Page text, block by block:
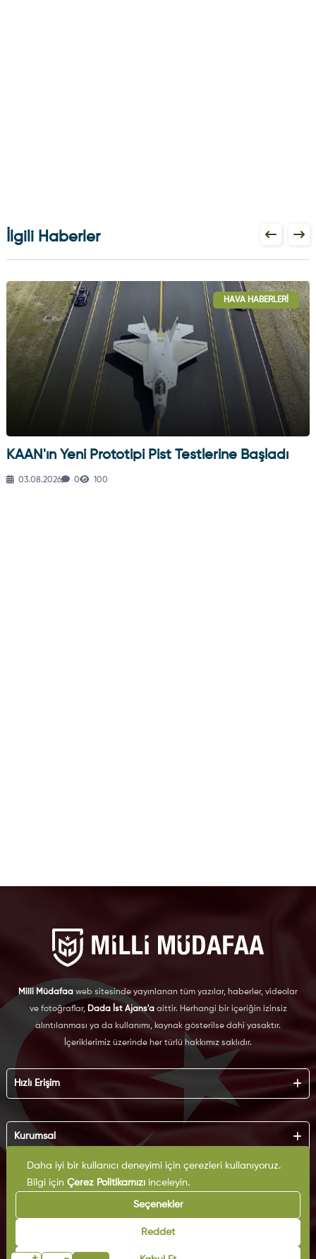
İlgili Haberler
HAVA HABERLERI
KAAN'ın Yeni Prototipi Pist Testlerine Başladı
03.08.2026 0 100
Milli Müdafaa web sitesinde yayınlanan tüm yazılar, haberler, videolar
ve fotoğraflar, Dada İst Ajans'aaittir. Herhangi bir içeriğin izinsiz
alıntılanması ya da kullanımı, kaynak gösterilse dahi yasaktır.
İçeriklerimiz üzerinde her türlü hakkımız saklıdır.
Hızlı Erişim
Künye
Reklam
İş Birliği
Arşiv
İletişim
Yazarlar
Kurumsal
KVKK
Çerez Politikası
Gizlilik Politikası
Yayın İlkeleri
Daha iyi bir kullanıcı deneyimi için çerezleri kullanıyoruz.
Bilgi için Çerez Politikamızıinceleyin.
Seçenekler
Reddet